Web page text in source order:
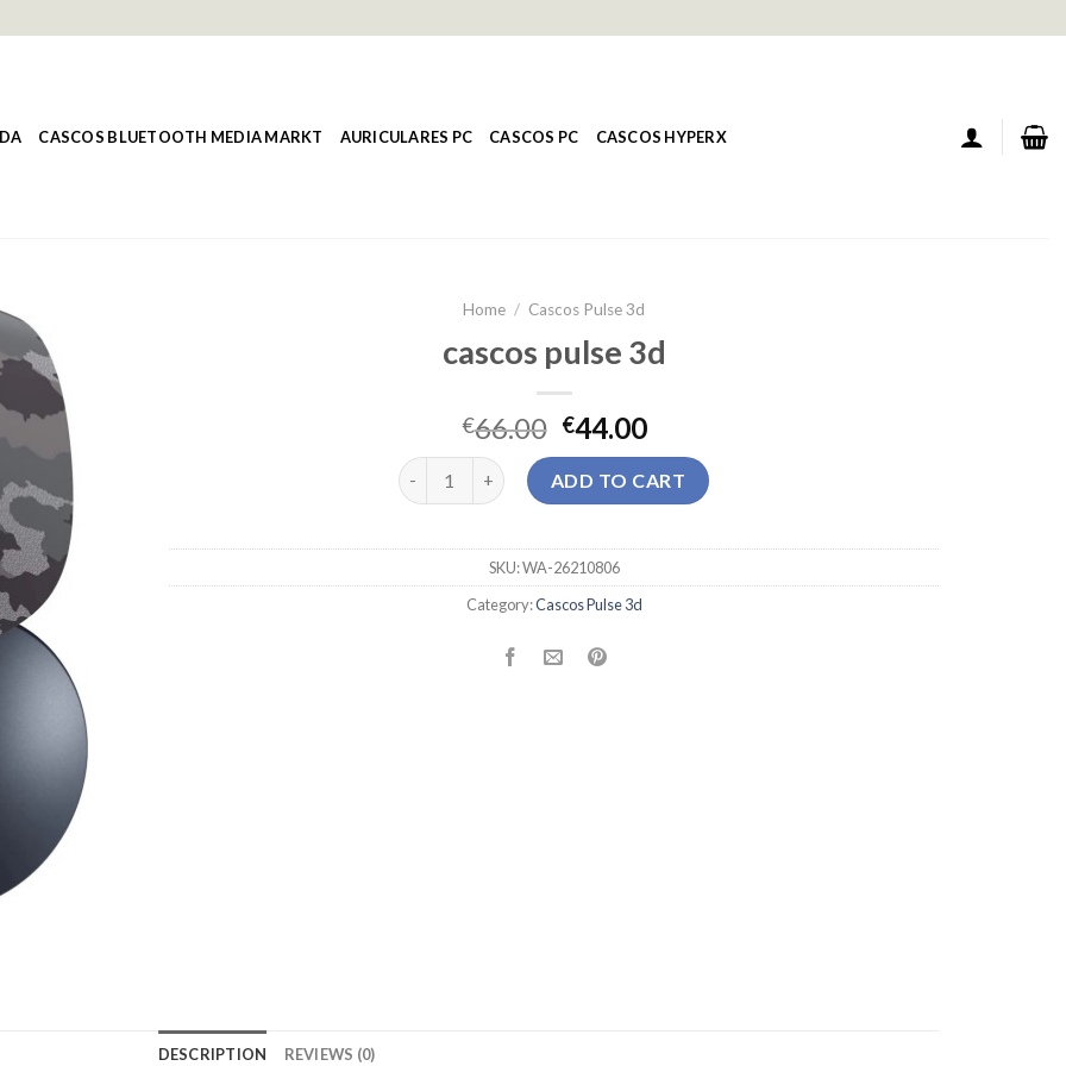
CASCOS BLUETOOTH MEDIA MARKT AURICULARES PC CASCOS PC CASCOS HYPERX
Home / Cascos Pulse 3d
cascos pulse 3d
€66.00 €44.00
cascos pulse 3d quantityADD TO CART
SKU:WA-26210806
Category:Cascos Pulse 3d
DESCRIPTION REVIEWS (0)